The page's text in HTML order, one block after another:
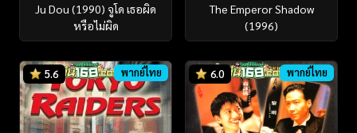
Ju Dou (1990) จูโด เธอผิด
หรือไม่ผิด
The Emperor Shadow
(1996)
5.6 พากย์ไทย 6.0 พากย์ไทย